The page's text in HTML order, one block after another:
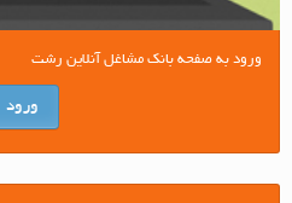
ورود به صفحه بانک مشاغل آنلاین رشت
ورود